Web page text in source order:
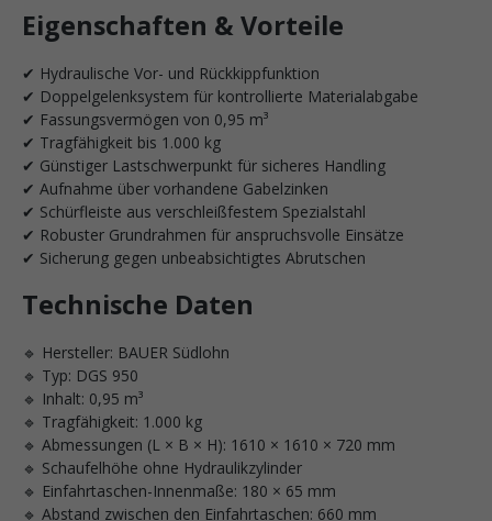
Eigenschaften & Vorteile
✔ Hydraulische Vor- und Rückkippfunktion
✔ Doppelgelenksystem für kontrollierte Materialabgabe
✔ Fassungsvermögen von 0,95 m³
✔ Tragfähigkeit bis 1.000 kg
✔ Günstiger Lastschwerpunkt für sicheres Handling
✔ Aufnahme über vorhandene Gabelzinken
✔ Schürfleiste aus verschleißfestem Spezialstahl
✔ Robuster Grundrahmen für anspruchsvolle Einsätze
✔ Sicherung gegen unbeabsichtigtes Abrutschen
Technische Daten
🔹 Hersteller: BAUER Südlohn
🔹 Typ: DGS 950
🔹 Inhalt: 0,95 m³
🔹 Tragfähigkeit: 1.000 kg
🔹 Abmessungen (L × B × H): 1610 × 1610 × 720 mm
🔹 Schaufelhöhe ohne Hydraulikzylinder
🔹 Einfahrtaschen-Innenmaße: 180 × 65 mm
🔹 Abstand zwischen den Einfahrtaschen: 660 mm